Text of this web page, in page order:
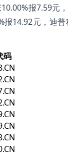
报7.59元
报14.92元，迪
码